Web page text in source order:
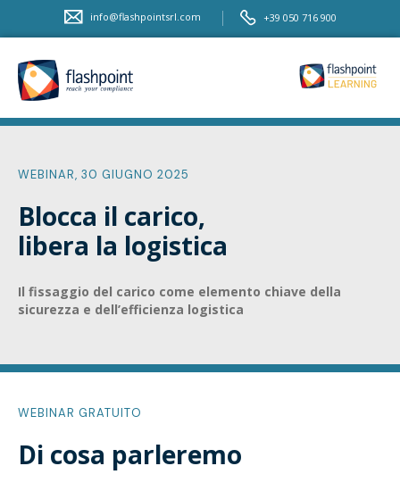
info@flashpointsrl.com +39 050 716 900
WEBINAR, 30 GIUGNO 2025
Blocca il carico,
libera la logistica
Il fissaggio del carico come elemento chiave della
sicurezza e dell’efficienza logistica
WEBINAR GRATUITO
Di cosa parleremo